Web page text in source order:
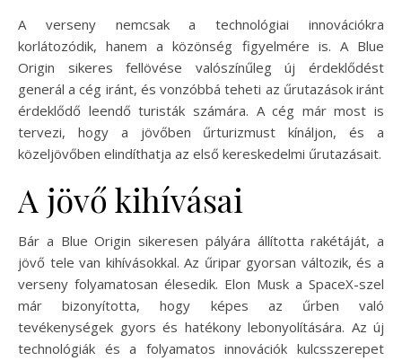
A verseny nemcsak a technológiai innovációkra
korlátozódik, hanem a közönség figyelmére is. A Blue
Origin sikeres fellövése valószínűleg új érdeklődést
generál a cég iránt, és vonzóbbá teheti az űrutazások iránt
érdeklődő leendő turisták számára. A cég már most is
tervezi, hogy a jövőben űrturizmust kínáljon, és a
közeljövőben elindíthatja az első kereskedelmi űrutazásait.
A jövő kihívásai
Bár a Blue Origin sikeresen pályára állította rakétáját, a
jövő tele van kihívásokkal. Az űripar gyorsan változik, és a
verseny folyamatosan élesedik. Elon Musk a SpaceX-szel
már bizonyította, hogy képes az űrben való
tevékenységek gyors és hatékony lebonyolítására. Az új
technológiák és a folyamatos innovációk kulcsszerepet